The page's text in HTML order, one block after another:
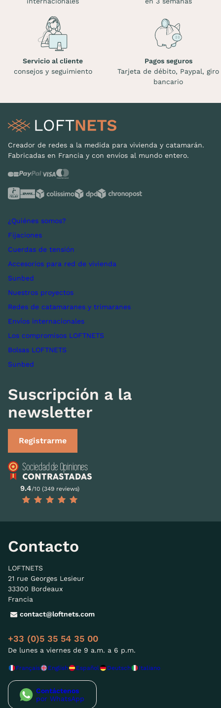
Servicio al cliente
consejos y seguimiento
Pagos seguros
Tarjeta de débito, Paypal, giro
bancario
Creador de redes a la medida para vivienda y catamarán.
Fabricadas en Francia y con envíos al mundo entero.
¿Quiénes somos?
Fijaciones
Cuerdas de tensión
Accesorios para red de vivienda
Sunbed
Nuestros proyectos
Redes de catamaranes y trimaranes
Envíos internacionales
Los compromisos LOFTNETS
Bolsas LOFTNETS
Sunbed
Suscripción a la
newsletter
Registrarme
9.4/10 (349 reviews)
Contacto
LOFTNETS
21 rue Georges Lesieur
33300 Bordeaux
Francia
contact@loftnets.com
+33 (0)5 35 54 35 00
De lunes a viernes de 9 a.m. a 6 p.m.
Français English Español Deutsch Italiano
Contáctenos
por WhatsApp